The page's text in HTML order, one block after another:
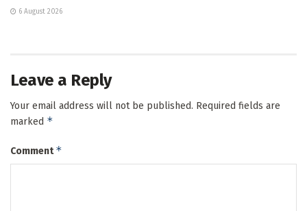
6 August 2026
Leave a Reply
Your email address will not be published. Required fields are
marked *
Comment*